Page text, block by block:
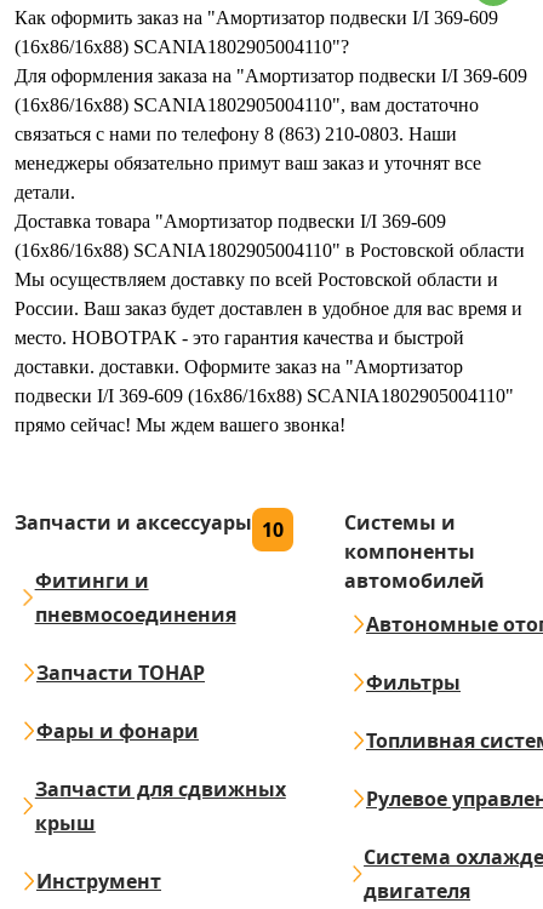
Как оформить заказ на "Амортизатор подвески I/I 369-609
(16x86/16x88) SCANIA1802905004110"?
Для оформления заказа на "Амортизатор подвески I/I 369-609
(16x86/16x88) SCANIA1802905004110", вам достаточно
связаться с нами по телефону 8 (863) 210-0803. Наши
менеджеры обязательно примут ваш заказ и уточнят все
детали.
Доставка товара "Амортизатор подвески I/I 369-609
(16x86/16x88) SCANIA1802905004110" в Ростовской области
Мы осуществляем доставку по всей Ростовской области и
России. Ваш заказ будет доставлен в удобное для вас время и
место. НОВОТРАК - это гарантия качества и быстрой
доставки. доставки. Оформите заказ на "Амортизатор
подвески I/I 369-609 (16x86/16x88) SCANIA1802905004110"
прямо сейчас! Мы ждем вашего звонка!
Запчасти и аксессуары 10
Фитинги и
пневмосоединения
Запчасти ТОНАР
Фары и фонари
Запчасти для сдвижных
крыш
Инструмент
Системы и
компоненты
автомобилей
Автономные
Фильтры
Топливная
Рулевое
Система
двигателя